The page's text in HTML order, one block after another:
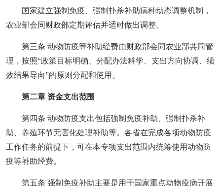
国家建立强制免疫、强制扑杀补助病种动态调整机制，
农业部会同财政部定期评估并适时做出调整。
第三条 动物防疫等补助经费由财政部会同农业部共同管
理，按照“政策目标明确、分配办法科学、支出方向协调、绩
效结果导向”的原则分配和使用。
第二章 资金支出范围
第四条 动物防疫支出包括强制免疫补助、强制扑杀补
助、养殖环节无害化处理补助等。各省在完成各项动物防疫
工作任务的前提下，可在本专项支出范围内统筹使用动物防
疫等补助经费。
第五条 强制免疫补助主要是用于国家重点动物疫病开展